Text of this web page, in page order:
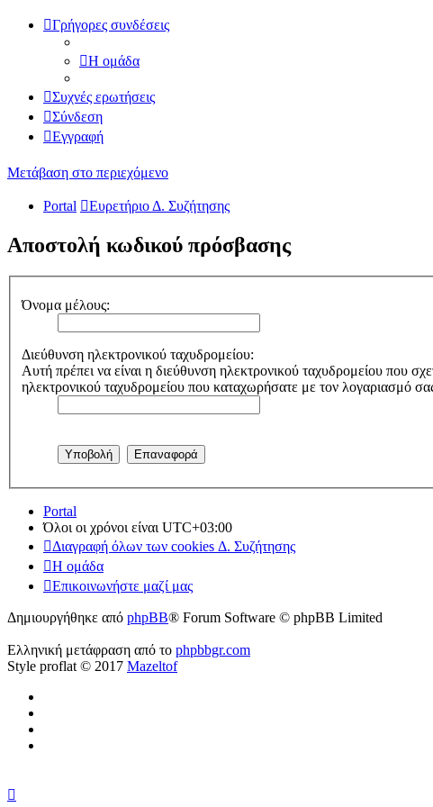
Γρήγορες συνδέσεις
Η ομάδα
Συχνές ερωτήσεις
Σύνδεση
Εγγραφή
Μετάβαση στο περιεχόμενο
Portal Ευρετήριο Δ. Συζήτησης
Αποστολή κωδικού πρόσβασης
Όνομα μέλους:
Διεύθυνση ηλεκτρονικού ταχυδρομείου:
Αυτή πρέπει να είναι η διεύθυνση ηλεκτρονικού ταχυδρομείου που
ηλεκτρονικού ταχυδρομείου που καταχωρήσατε με τον λογαριασμό
Portal
Όλοι οι χρόνοι είναι UTC+03:00
Διαγραφή όλων των cookies Δ. Συζήτησης
Η ομάδα
Επικοινωνήστε μαζί μας
Δημιουργήθηκε από phpBB® Forum Software © phpBB Limited
Ελληνική μετάφραση από το phpbbgr.com
Style proflat © 2017 Mazeltof